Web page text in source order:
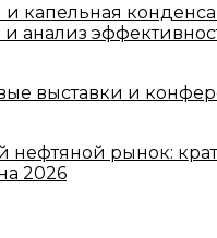
и капельная
анализ
выставки и
нефтяной рынок:
2026